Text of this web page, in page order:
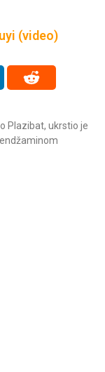
(video)
Plazibat, ukrstio je